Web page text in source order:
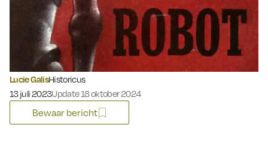
Lucie GalisHistoricus
Gepubliceerd op:
13 juli 2023Update 18 oktober 2024
Bewaar bericht